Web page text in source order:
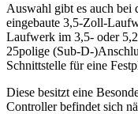
Auswahl gibt es auch bei
eingebaute 3,5-Zoll-
Laufwerk im 3,5- oder
25polige (Sub-D-
Schnittstelle für eine
Diese besitzt eine
Controller befindet sich